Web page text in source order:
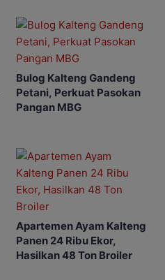
Bulog Kalteng Gandeng
Petani, Perkuat Pasokan
Pangan MBG
Apartemen Ayam Kalteng
Panen 24 Ribu Ekor,
Hasilkan 48 Ton Broiler